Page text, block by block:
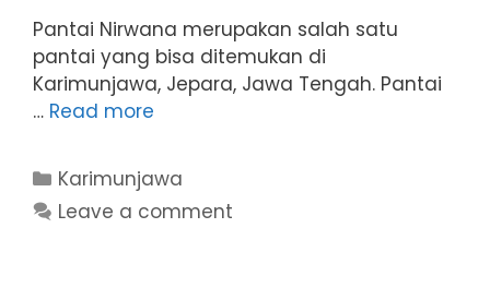
Pantai Nirwana merupakan salah satu
pantai yang bisa ditemukan di
Karimunjawa, Jepara, Jawa Tengah. Pantai
… Read more
Categories
Karimunjawa
Leave a comment